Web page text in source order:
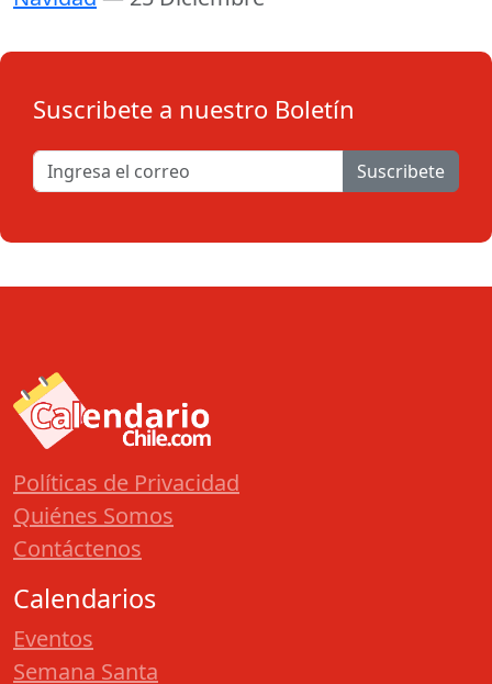
Suscribete a nuestro Boletín
Suscribete
Políticas de Privacidad
Quiénes Somos
Contáctenos
Calendarios
Eventos
Semana Santa